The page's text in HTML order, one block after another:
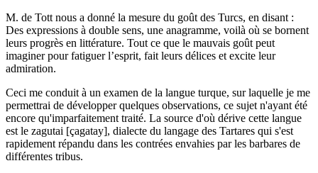
M. de Tott nous a donné la mesure du goût des Turcs, en disant :
Des expressions à double sens, une anagramme, voilà où se bornent
leurs progrès en littérature. Tout ce que le mauvais goût peut
imaginer pour fatiguer l’esprit, fait leurs délices et excite leur
admiration.
Ceci me conduit à un examen de la langue turque, sur laquelle je me
permettrai de développer quelques observations, ce sujet n'ayant été
encore qu'imparfaitement traité. La source d'où dérive cette langue
est le zagutai [çagatay], dialecte du langage des Tartares qui s'est
rapidement répandu dans les contrées envahies par les barbares de
différentes tribus.